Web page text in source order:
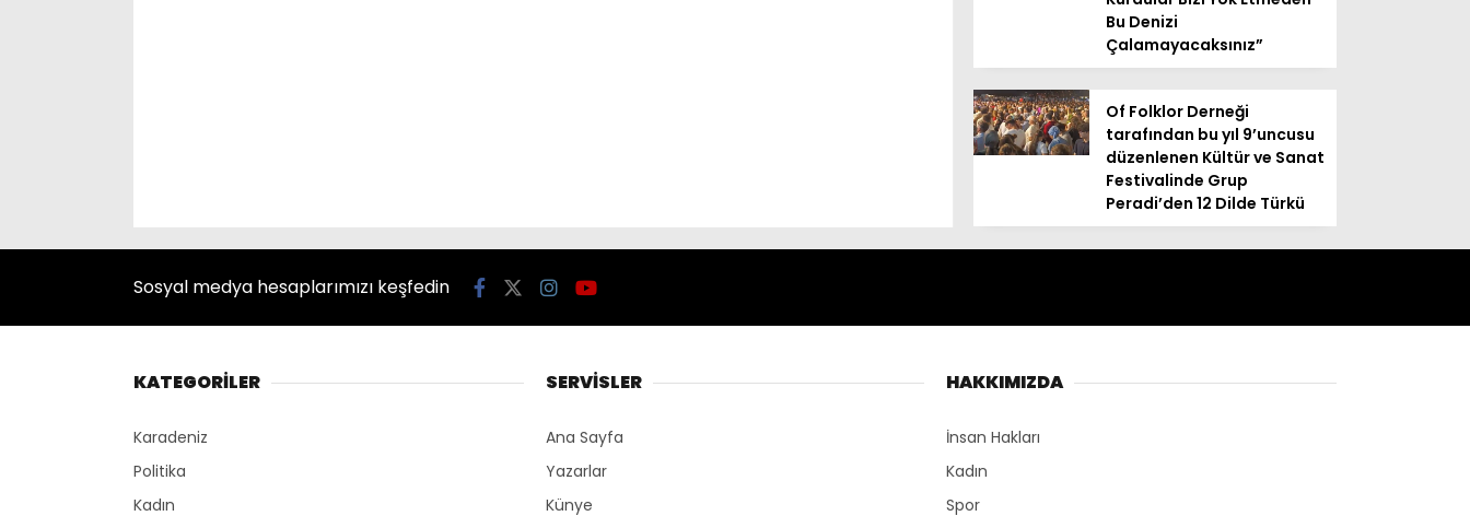
Bu Denizi
Çalamayacaksınız”
Of Folklor Derneği
tarafından bu yıl 9’uncusu
düzenlenen Kültür ve Sanat
Festivalinde Grup
Peradi’den 12 Dilde Türkü
Sosyal medya hesaplarımızı keşfedin
KATEGORİLER
Karadeniz
Politika
Kadın
SERVİSLER
Ana Sayfa
Yazarlar
Künye
HAKKIMIZDA
İnsan Hakları
Kadın
Spor